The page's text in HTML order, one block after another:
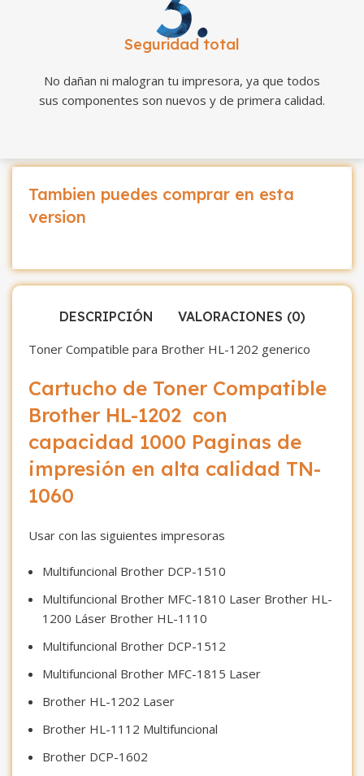
Seguridad total
No dañan ni malogran tu impresora, ya que todos
sus componentes son nuevos y de primera calidad.
DESCRIPCIÓN
VALORACIONES (0)
Toner Compatible para Brother HL-1202 generico
Cartucho de Toner Compatible
Brother HL-1202 con
capacidad 1000 Paginas de
impresión en alta calidad TN-
1060
Usar con las siguientes impresoras
Multifuncional Brother DCP-1510
Multifuncional Brother MFC-1810 Laser Brother HL-
1200 Láser Brother HL-1110
Multifuncional Brother DCP-1512
Multifuncional Brother MFC-1815 Laser
Brother HL-1202 Laser
Brother HL-1112 Multifuncional
Brother DCP-1602
Tambien puedes comprar en esta
version